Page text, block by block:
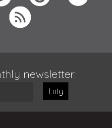
newsletter:
Liity